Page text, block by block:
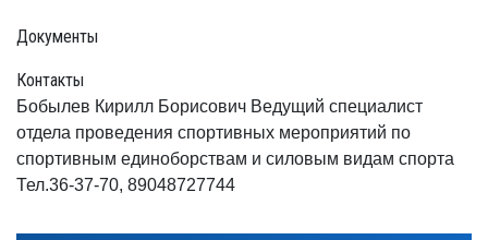
Документы
Контакты
Бобылев Кирилл Борисович Ведущий специалист
отдела проведения спортивных мероприятий по
спортивным единоборствам и силовым видам спорта
Тел.36-37-70, 89048727744